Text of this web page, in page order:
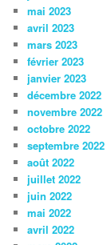
mai 2023
avril 2023
mars 2023
février 2023
janvier 2023
décembre 2022
novembre 2022
octobre 2022
septembre 2022
août 2022
juillet 2022
juin 2022
mai 2022
avril 2022